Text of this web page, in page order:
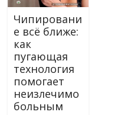
Чипировани
е всё ближе:
как
пугающая
технология
помогает
неизлечимо
больным